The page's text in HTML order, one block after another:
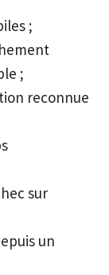
;
;
reconnue
sur
un